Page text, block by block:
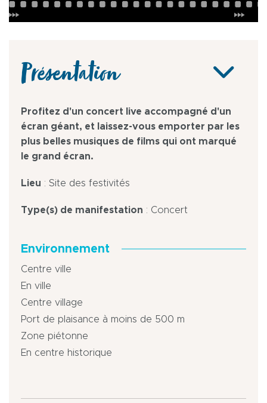
Présentation
Profitez d'un concert live accompagné d'un
écran géant, et laissez-vous emporter par les
plus belles musiques de films qui ont marqué
le grand écran.
Lieu : Site des festivités
Type(s) de manifestation : Concert
Environnement
Centre ville
En ville
Centre village
Port de plaisance à moins de 500 m
Zone piétonne
En centre historique